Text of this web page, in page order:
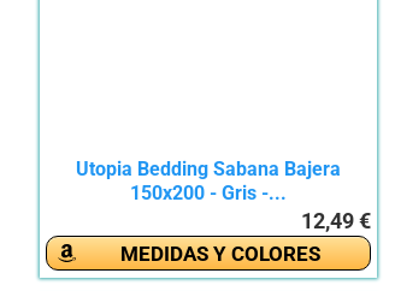
Utopia Bedding Sabana Bajera
150x200 - Gris -...
12,49 €
MEDIDAS Y COLORES